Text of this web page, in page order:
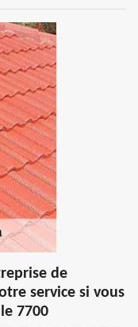
de
service si vous
7700